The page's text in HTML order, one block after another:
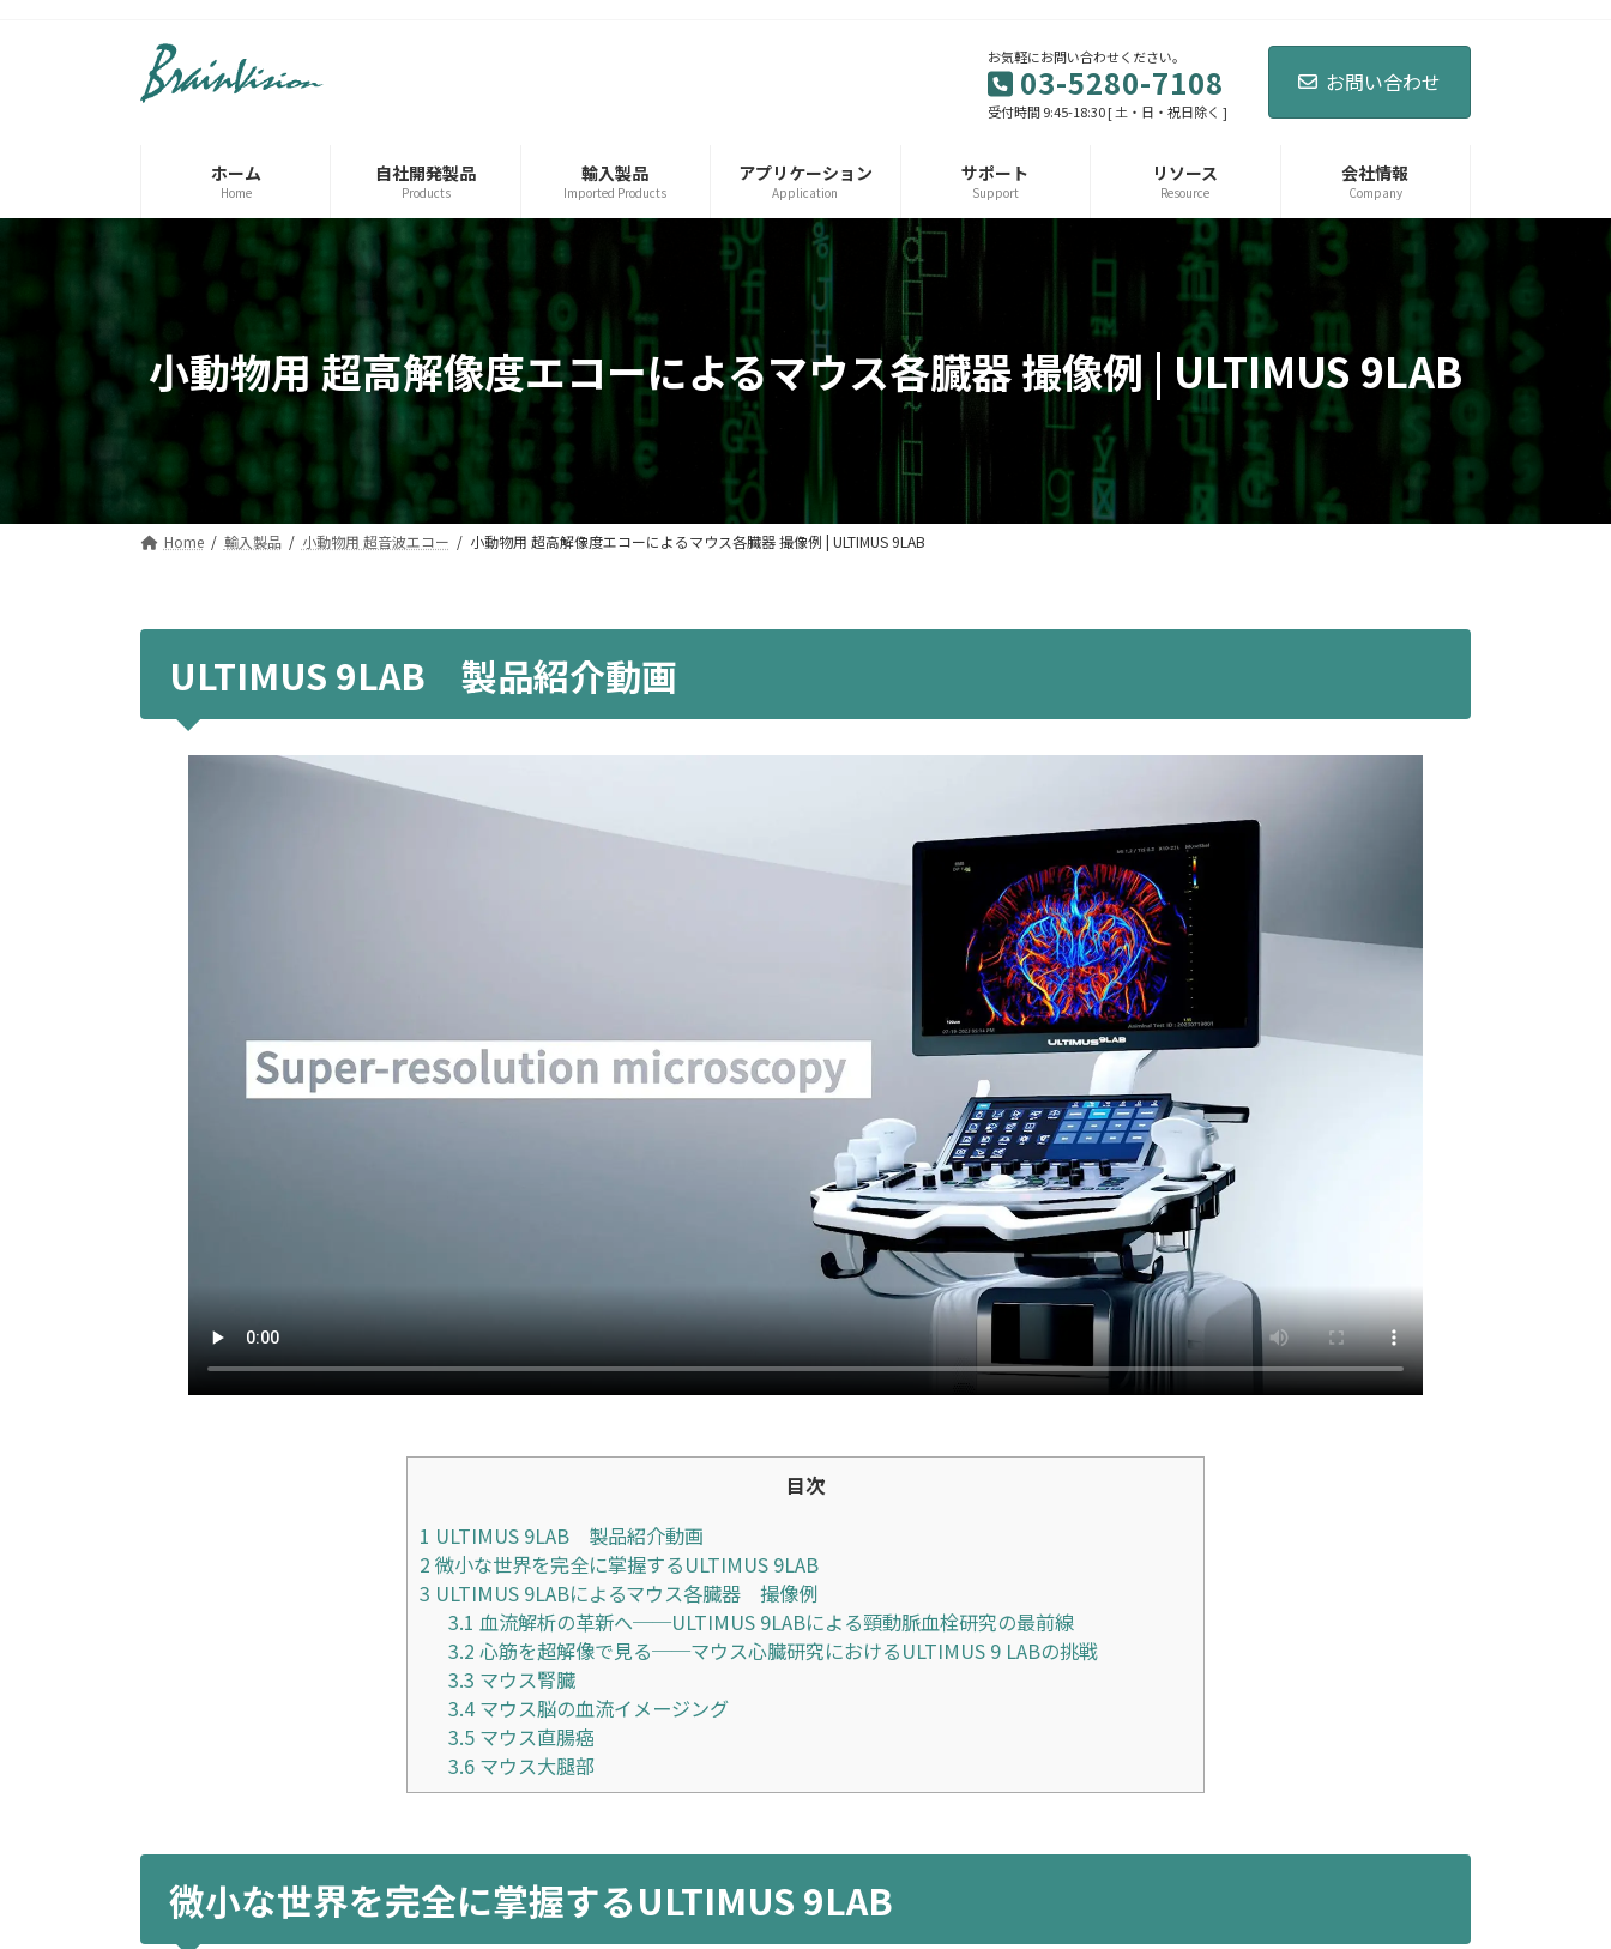
キ
に
お気軽にお問い合わせください。
03-5280-7108
受付時間 9:45-18:30 [ 土・日・祝日除く ]
お問い合わせ
ホーム
Home
自社開発製品
Products
輸入製品
Imported Products
アプリケーション
Application
サポート
Support
リソース
Resource
会社情報
Company
小動物用 超高解像度エコーによるマウス各臓器 撮像例 | ULTIMUS 9LAB
Home 輸入製品 小動物用 超音波エコー 小動物用 超高解像度エコーによるマウス各臓器 撮像例 | ULTIMUS 9LAB
ULTIMUS 9LAB 製品紹介動画
目次
1 ULTIMUS 9LAB 製品紹介動画
2 微小な世界を完全に掌握するULTIMUS 9LAB
3 ULTIMUS 9LABによるマウス各臓器 撮像例
3.1 血流解析の革新へ──ULTIMUS 9LABによる頸動脈血栓研究の最前線
3.2 心筋を超解像で見る──マウス心臓研究におけるULTIMUS 9 LABの挑戦
3.3 マウス腎臓
3.4 マウス脳の血流イメージング
3.5 マウス直腸癌
3.6 マウス大腿部
微小な世界を完全に掌握するULTIMUS 9LAB